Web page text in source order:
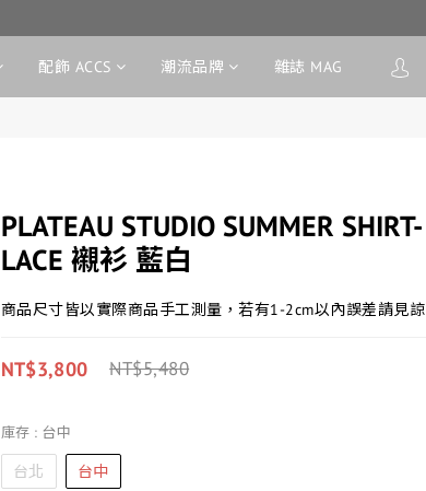
配飾 ACCS 潮流品牌 雜誌 MAG
PLATEAU STUDIO SUMMER SHIRT-
LACE 襯衫 藍白
商品尺寸皆以實際商品手工測量，若有1-2cm以內誤差請見諒
NT$3,800 NT$5,480
庫存 : 台中
台北 台中